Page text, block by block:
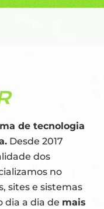
de tecnologia
Desde 2017
dos
no
sites e sistemas
dia a dia de mais